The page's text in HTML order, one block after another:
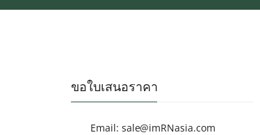
ขอใบเสนอราคา
Email: sale@imRNasia.com